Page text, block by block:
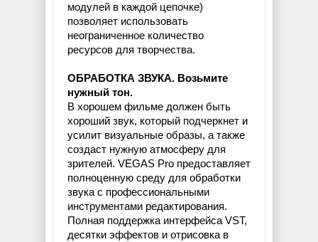
модулей в каждой цепочке)
позволяет использовать
неограниченное количество
ресурсов для творчества.
ОБРАБОТКА ЗВУКА. Возьмите
нужный тон.
В хорошем фильме должен быть
хороший звук, который подчеркнет и
усилит визуальные образы, а также
создаст нужную атмосферу для
зрителей. VEGAS Pro предоставляет
полноценную среду для обработки
звука с профессиональными
инструментами редактирования.
Полная поддержка интерфейса VST,
десятки эффектов и отрисовка в